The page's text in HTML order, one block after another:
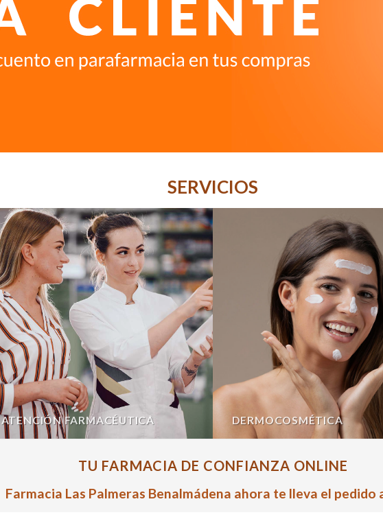
SERVICIOS
ATENCIÓN FARMACÉUTICA DERMOCOSMÉTICA
TU FARMACIA DE CONFIANZA ONLINE
Farmacia Las Palmeras Benalmádena ahora te lleva el pedido